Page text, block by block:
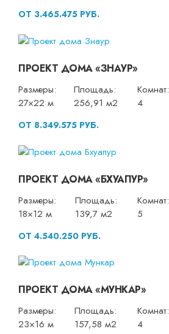
ОТ 3.465.475 РУБ.
ПРОЕКТ ДОМА «ЗНАУР»
Размеры:
27×22 м
Площадь:
256,91 м2
Комнат:
4
ОТ 8.349.575 РУБ.
ПРОЕКТ ДОМА «БХУАПУР»
Размеры:
18×12 м
Площадь:
139,7 м2
Комнат:
5
ОТ 4.540.250 РУБ.
ПРОЕКТ ДОМА «МУНКАР»
Размеры:
23×16 м
Площадь:
157,58 м2
Комнат:
4